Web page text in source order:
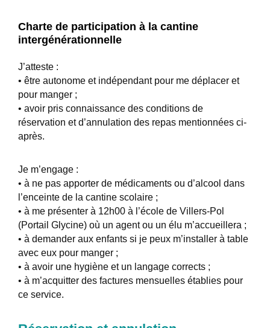
Charte de participation à la cantine
intergénérationnelle
J’atteste :
• être autonome et indépendant pour me déplacer et
pour manger ;
• avoir pris connaissance des conditions de
réservation et d’annulation des repas mentionnées ci-
après.
Je m’engage :
• à ne pas apporter de médicaments ou d’alcool dans
l’enceinte de la cantine scolaire ;
• à me présenter à 12h00 à l’école de Villers-Pol
(Portail Glycine) où un agent ou un élu m’accueillera ;
• à demander aux enfants si je peux m’installer à table
avec eux pour manger ;
• à avoir une hygiène et un langage corrects ;
• à m’acquitter des factures mensuelles établies pour
ce service.